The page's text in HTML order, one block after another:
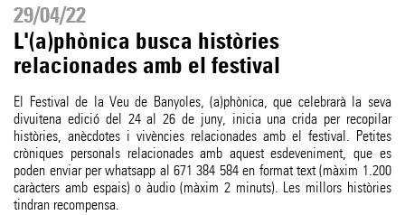
29/04/22
L'(a)phònica busca històries
relacionades amb el festival
El Festival de la Veu de Banyoles, (a)phònica, que celebrarà la seva
divuitena edició del 24 al 26 de juny, inicia una crida per recopilar
històries, anècdotes i vivències relacionades amb el festival. Petites
cròniques personals relacionades amb aquest esdeveniment, que es
poden enviar per whatsapp al 671 384 584 en format text (màxim 1.200
caràcters amb espais) o àudio (màxim 2 minuts). Les millors històries
tindran recompensa.